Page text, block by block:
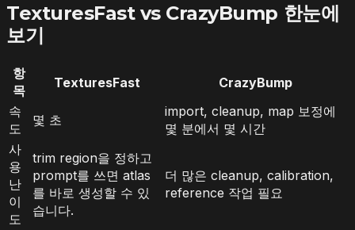
TexturesFast vs CrazyBump 한눈에
보기
항
목
TexturesFast
CrazyBump
속
도
몇 초
import, cleanup, map 보정에
몇 분에서 몇 시간
사
용
난
이
도
trim region을 정하고
prompt를 쓰면 atlas
를 바로 생성할 수 있
습니다.
더 많은 cleanup, calibration,
reference 작업 필요